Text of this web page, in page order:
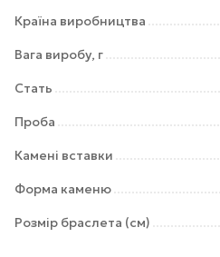
Країна виробництва
Вага виробу, г
Стать
Проба
Камені вставки
Форма каменю
Розмір браслета (см)